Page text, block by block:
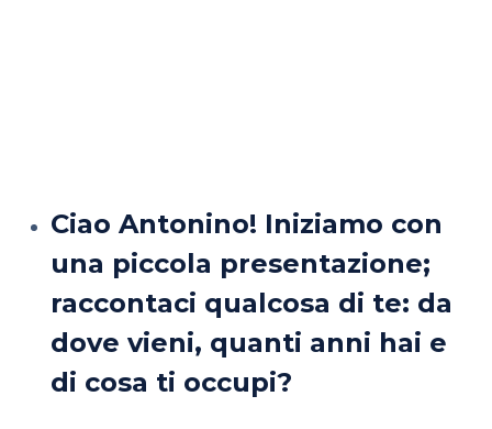
Ciao Antonino! Iniziamo con
una piccola presentazione;
raccontaci qualcosa di te: da
dove vieni, quanti anni hai e
di cosa ti occupi?